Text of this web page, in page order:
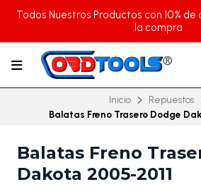
Todos Nuestros Productos con 10%
la compra
Inicio
Repuestos
Balatas Freno Trasero Dodge
Balatas Freno
Dakota 2005-2011